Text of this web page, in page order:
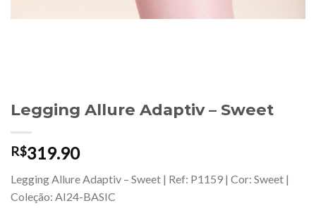
Legging Allure Adaptiv – Sweet
R$319.90
Legging Allure Adaptiv – Sweet | Ref: P1159 | Cor: Sweet |
Coleção: AI24-BASIC